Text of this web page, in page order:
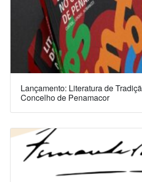
Lançamento: Literatura de
Concelho de Penamacor